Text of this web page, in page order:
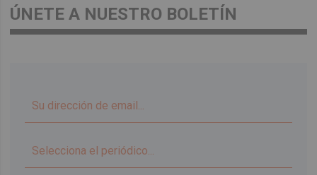
ÚNETE A NUESTRO BOLETÍN